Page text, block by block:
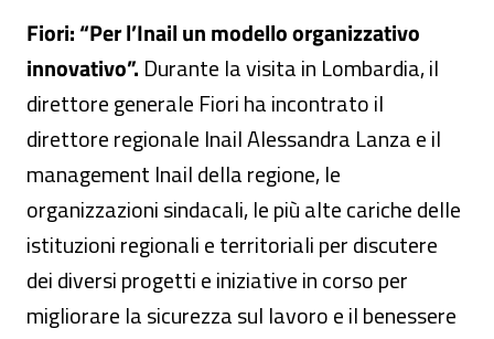
Fiori: “Per l’Inail un modello organizzativo
innovativo”. Durante la visita in Lombardia, il
direttore generale Fiori ha incontrato il
direttore regionale Inail Alessandra Lanza e il
management Inail della regione, le
organizzazioni sindacali, le più alte cariche delle
istituzioni regionali e territoriali per discutere
dei diversi progetti e iniziative in corso per
migliorare la sicurezza sul lavoro e il benessere